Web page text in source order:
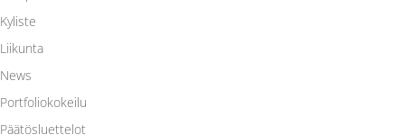
Kyliste
Liikunta
News
Portfoliokokeilu
Päätösluettelot